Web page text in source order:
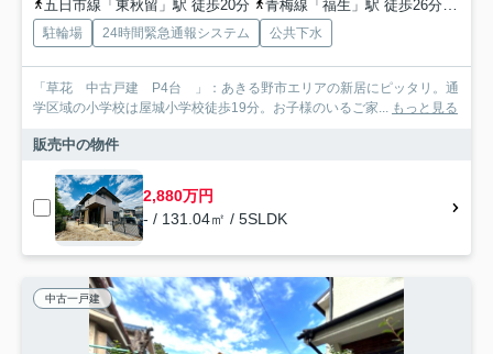
五日市線「東秋留」駅 徒歩20分
青梅線「福生」駅 徒歩26分
駐輪場 24時間緊急通報システム 公共下水
「草花 中古戸建 P4台 」：あきる野市エリアの新居にピッタリ。通
学区域の小学校は屋城小学校徒歩19分。お子様のいるご家... もっと見る
販売中の物件
2,880万円
- / 131.04㎡ / 5SLDK
中古一戸建